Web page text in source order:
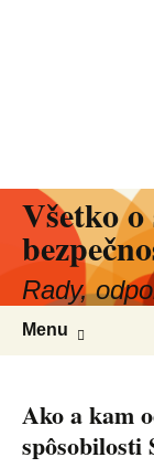
Preskočiť
obsah
Všetko
Rady,
Menu
Ako a kam
spôsobilosti